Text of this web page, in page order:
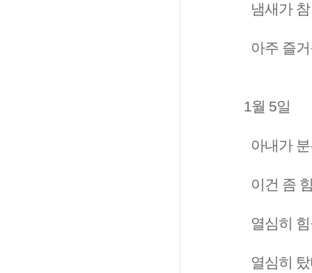
냄새가
아주 즐
1월 5일
아내가
이건 좀
열심히
열심히